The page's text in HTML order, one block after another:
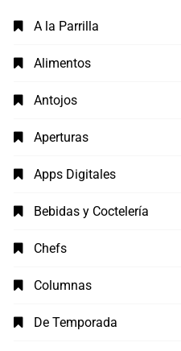
A la Parrilla
Alimentos
Antojos
Aperturas
Apps Digitales
Bebidas y Coctelería
Chefs
Columnas
De Temporada